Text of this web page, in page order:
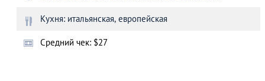
Кухня: итальянская, европейская
Средний чек: $27